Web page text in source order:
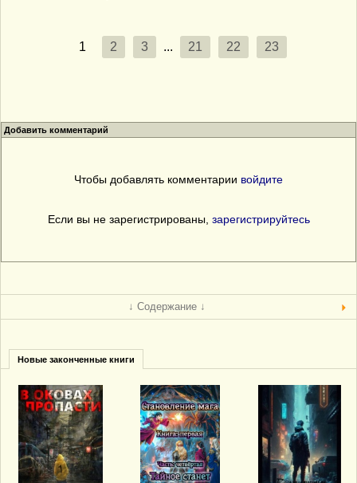
1 2 3 ... 21 22 23
Добавить комментарий
Чтобы добавлять комментарии войдите
Если вы не зарегистрированы, зарегистрируйтесь
↓ Содержание ↓
Новые законченные книги